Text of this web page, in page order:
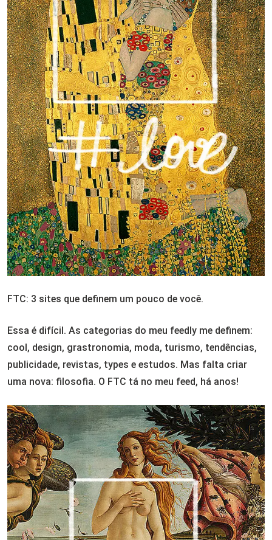
FTC: 3 sites que definem um pouco de você.
Essa é difícil. As categorias do meu feedly me definem:
cool, design, grastronomia, moda, turismo, tendências,
publicidade, revistas, types e estudos. Mas falta criar
uma nova: filosofia. O FTC tá no meu feed, há anos!